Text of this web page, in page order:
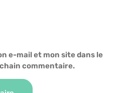
e-mail et mon site dans le
commentaire.